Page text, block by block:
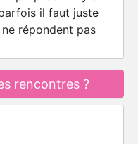
il faut juste
répondent pas
rencontres ?